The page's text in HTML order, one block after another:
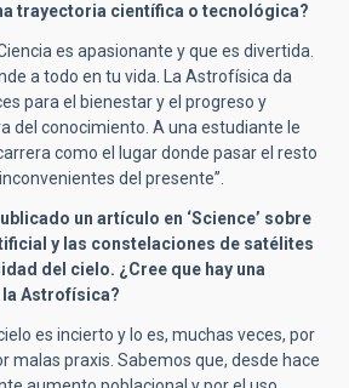
trayectoria científica o tecnológica?
es apasionante y que es divertida.
a todo en tu vida. La Astrofísica da
para el bienestar y el progreso y
del conocimiento. A una estudiante le
como el lugar donde pasar el resto
del presente”.
un artículo en ‘Science’ sobre
y las constelaciones de satélites
del cielo. ¿Cree que hay una
la Astrofísica?
es incierto y lo es, muchas veces, por
malas praxis. Sabemos que, desde hace